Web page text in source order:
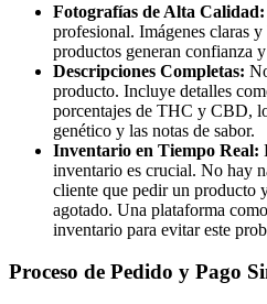
Fotografías de Alta Calidad:
profesional. Imágenes claras
productos generan confianza
Descripciones Completas:
producto. Incluye detalles
porcentajes de THC y CBD,
genético y las notas de sabor.
Inventario en Tiempo Real:
inventario es crucial. No hay
cliente que pedir un producto
agotado. Una plataforma como
inventario para evitar este
Proceso de Pedido y Pago